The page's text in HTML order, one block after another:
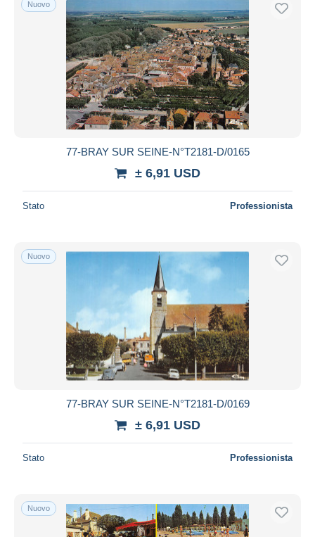
Spedizione gratuita
Metodi di pagamento
PayPal
Bonifico bancario
Visa
Mastercard
iDeal
Aggiorna
Nuovo
77-BRAY SUR SEINE-N°T2181-D/0165
± 6,91 USD
Stato Professionista
Nuovo
77-BRAY SUR SEINE-N°T2181-D/0169
± 6,91 USD
Stato Professionista
Nuovo